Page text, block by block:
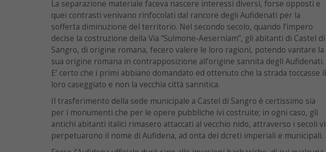
La separazione materiale faceva nascere interessi diversi, forse opposti e
quei contrasti venivano rinfocolati dal rancore degli Aufidenati per la
sofferta diminuzione del territorio. Nel secondo secolo, quando l’impero
decise la costruzione della Via “Sulmone-Aeserniam”, gli abitanti di Castel di
Sangro, di origine romana, fecero valere le loro ragioni, potendo vantare la
sua origine romana in contrapposizione all’origine sannita degli Aufidenati.
E’ certo che i primi abbiano domandato ed ottenuto che la strada toccasse il
loro caseggiato e non la vecchia città sannitica.
Il trasferimento della sede municipale a Castel di Sangro è certissimo sia
per i monumenti che per le opere pubbliche ivi costruite; in ogni caso, gli
antichi abitanti italici rimasero attaccati al vecchio nido, attraverso i secoli vi
perpetuarono il nome di Aufidena, ad onta dei dcreti imperiali e municipali.